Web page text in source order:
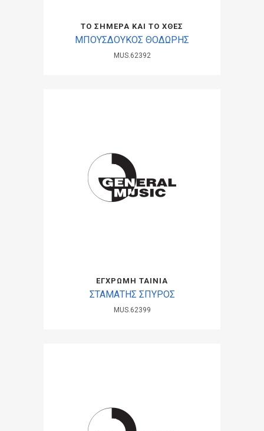
ΤΟ ΣΗΜΕΡΑ ΚΑΙ ΤΟ ΧΘΕΣ
ΜΠΟΥΣΔΟΥΚΟΣ ΘΟΔΩΡΗΣ
MUS.62392
ΕΓΧΡΩΜΗ ΤΑΙΝΙΑ
ΣΤΑΜΑΤΗΣ ΣΠΥΡΟΣ
MUS.62399